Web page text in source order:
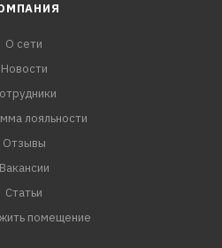
О сети
Новости
лояльности
Отзывы
Вакансии
Статьи
помещение